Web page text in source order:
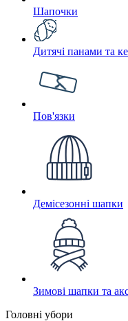
Шапочки
Дитячі панами та
Пов'язки
Демісезонні шапки
Зимові шапки та
Головні убори